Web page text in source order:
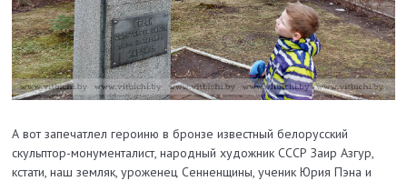
А вот запечатлел героиню в бронзе известный белорусский
скульптор-монументалист, народный художник СССР Заир Азгур,
кстати, наш земляк, уроженец Сенненщины, ученик Юрия Пэна и